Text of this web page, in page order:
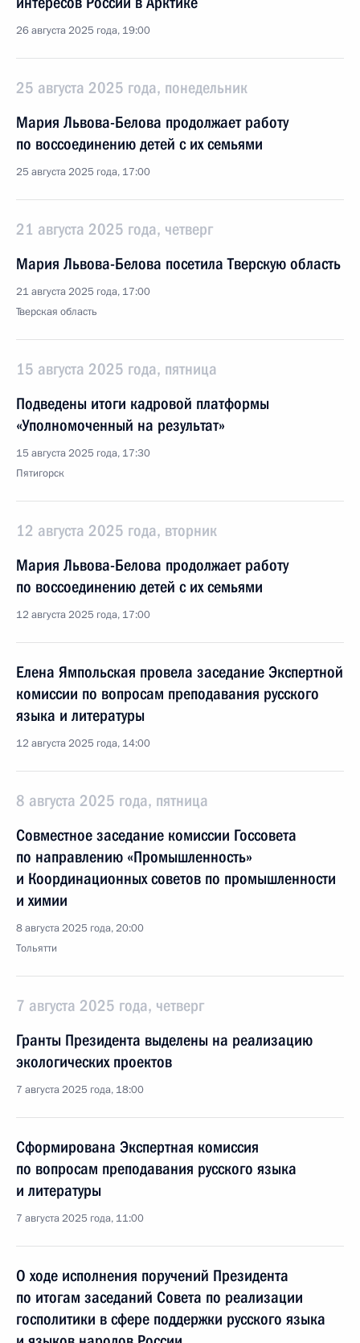
26 августа 2025 года, 19:00
25 августа 2025 года, понедельник
Мария Львова-Белова продолжает работу
по воссоединению детей с их семьями
25 августа 2025 года, 17:00
21 августа 2025 года, четверг
Мария Львова-Белова посетила Тверскую область
21 августа 2025 года, 17:00
Тверская область
15 августа 2025 года, пятница
Подведены итоги кадровой платформы
«Уполномоченный на результат»
15 августа 2025 года, 17:30
Пятигорск
12 августа 2025 года, вторник
Мария Львова-Белова продолжает работу
по воссоединению детей с их семьями
12 августа 2025 года, 17:00
Елена Ямпольская провела заседание Экспертной
комиссии по вопросам преподавания русского
языка и литературы
12 августа 2025 года, 14:00
8 августа 2025 года, пятница
Совместное заседание комиссии Госсовета
по направлению «Промышленность»
и Координационных советов по промышленности
и химии
8 августа 2025 года, 20:00
Тольятти
7 августа 2025 года, четверг
Гранты Президента выделены на реализацию
экологических проектов
7 августа 2025 года, 18:00
Сформирована Экспертная комиссия
по вопросам преподавания русского языка
и литературы
7 августа 2025 года, 11:00
О ходе исполнения поручений Президента
по итогам заседаний Совета по реализации
госполитики в сфере поддержки русского языка